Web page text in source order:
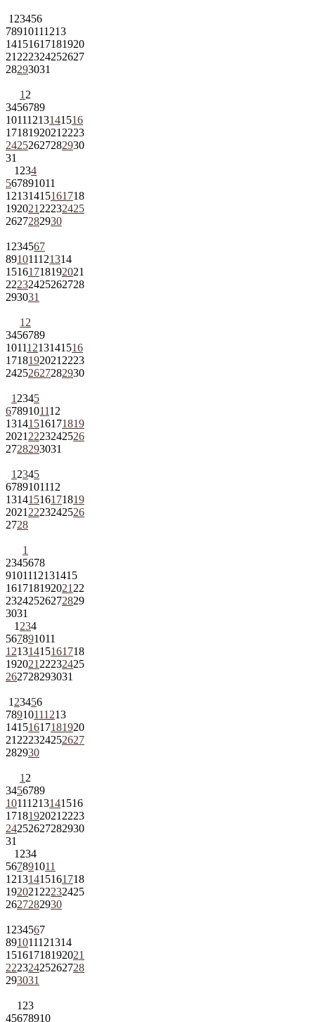
1 23456
78910111213
14151617181920
21 222324252627
28293031
1 2
3456789
10111213141516
1718192021 2223
24252627282930
31
1 234
567891011
12131415161718
192021 22232425
2627282930
1 234567
891011121314
15161718192021
22232425262728
293031
1 2
3456789
10111213141516
1718192021 2223
24252627282930
1 2345
6789101112
13141516171819
2021 2223242526
2728293031
1 2345
6789101112
13141516171819
2021 2223242526
2728
1
2345678
9101112131415
161718192021 22
23242526272829
3031
1 234
567891011
12131415161718
192021 22232425
262728293031
1 23456
78910111213
14151617181920
21 222324252627
282930
1 2
3456789
10111213141516
1718192021 2223
24252627282930
31
1 234
567891011
12131415161718
192021 22232425
2627282930
1 234567
891011121314
15161718192021
22232425262728
293031
1 23
45678910